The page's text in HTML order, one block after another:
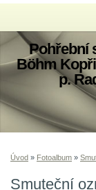
Pohřební
Böhm
p.
Úvod » Fotoalbum »
Smuteční